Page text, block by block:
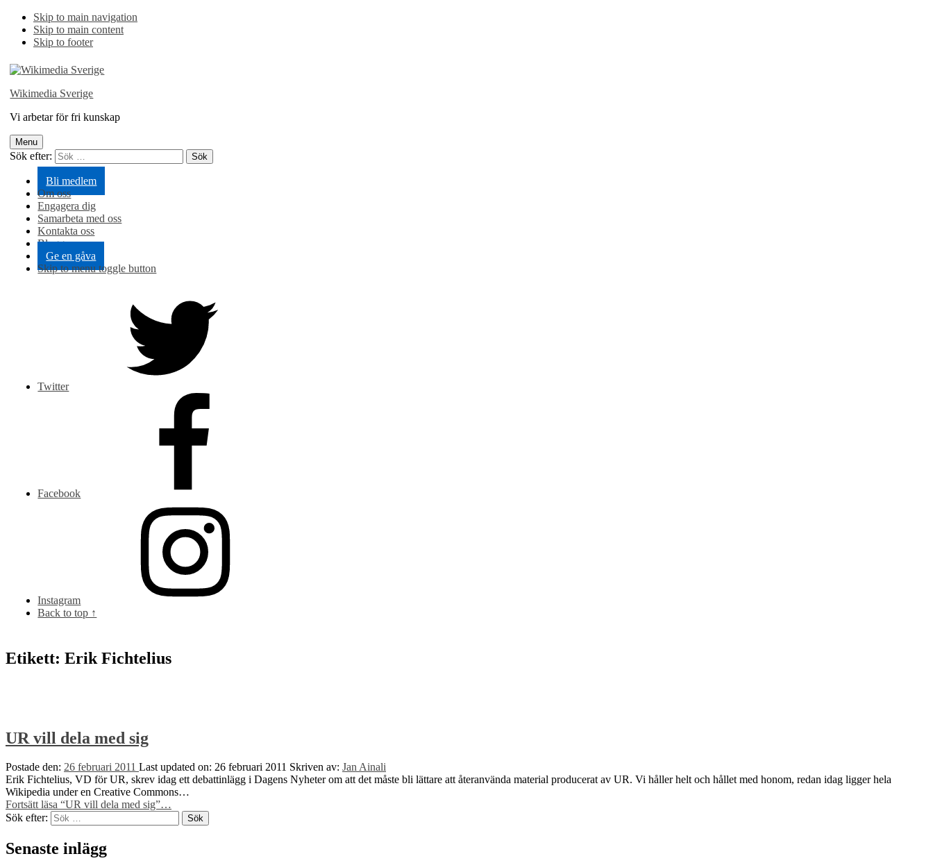
Skip to main navigation
Skip to main content
Skip to footer
Wikimedia Sverige
Vi arbetar för fri kunskap
Menu
Sök efter:
Bli medlem
Om oss
Engagera dig
Samarbeta med oss
Kontakta oss
Blogg
Ge en gåva
Skip to menu toggle button
Twitter
Facebook
Instagram
Back to top ↑
Etikett: Erik Fichtelius
UR vill dela med sig
Postade den: 26 februari 2011 Last updated on: 26 februari 2011 Skriven av: Jan Ainali
Erik Fichtelius, VD för UR, skrev idag ett debattinlägg i Dagens Nyheter om att det måste bli lättare att återanvända material producerat av UR. Vi håller helt och hållet med honom, redan idag ligger hela
Wikipedia under en Creative Commons…
Fortsätt läsa “UR vill dela med sig”…
Sök efter:
Senaste inlägg